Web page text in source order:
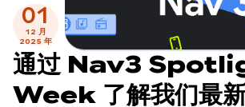
01
12 月
2025 年
通过 Nav3
Week 了解我们最